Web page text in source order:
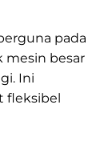
pada
mesin besar
Ini
fleksibel